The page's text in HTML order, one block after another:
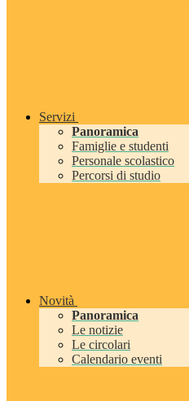
Servizi
Panoramica
Famiglie e studenti
Personale scolastico
Percorsi di studio
Novità
Panoramica
Le notizie
Le circolari
Calendario eventi